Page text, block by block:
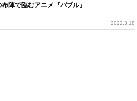
陣で臨むアニメ『バブル』
2022.3.18